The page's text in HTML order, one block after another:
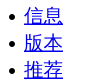
信息
版本
推荐